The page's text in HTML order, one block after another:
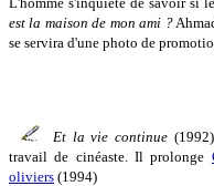
est la maison de mon ami ?
se servira d'une photo de
Et la vie continue(1992)
travail de cinéaste. Il prolonge
oliviers (1994)